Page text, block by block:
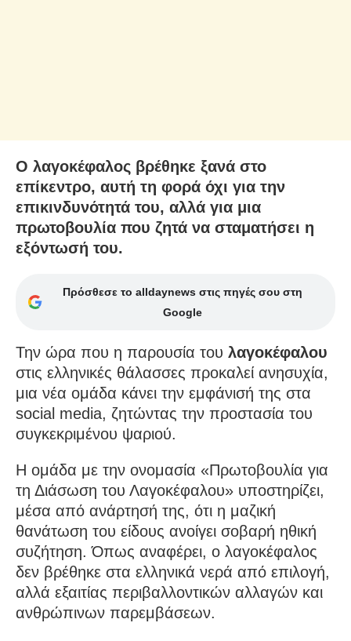
Ο λαγοκέφαλος βρέθηκε ξανά στο
επίκεντρο, αυτή τη φορά όχι για την
επικινδυνότητά του, αλλά για μια
πρωτοβουλία που ζητά να σταματήσει η
εξόντωσή του.
Πρόσθεσε το alldaynews στις πηγές σου στη
Google
Την ώρα που η παρουσία του λαγοκέφαλου
στις ελληνικές θάλασσες προκαλεί ανησυχία,
μια νέα ομάδα κάνει την εμφάνισή της στα
social media, ζητώντας την προστασία του
συγκεκριμένου ψαριού.
Η ομάδα με την ονομασία «Πρωτοβουλία για
τη Διάσωση του Λαγοκέφαλου» υποστηρίζει,
μέσα από ανάρτησή της, ότι η μαζική
θανάτωση του είδους ανοίγει σοβαρή ηθική
συζήτηση. Όπως αναφέρει, ο λαγοκέφαλος
δεν βρέθηκε στα ελληνικά νερά από επιλογή,
αλλά εξαιτίας περιβαλλοντικών αλλαγών και
ανθρώπινων παρεμβάσεων.